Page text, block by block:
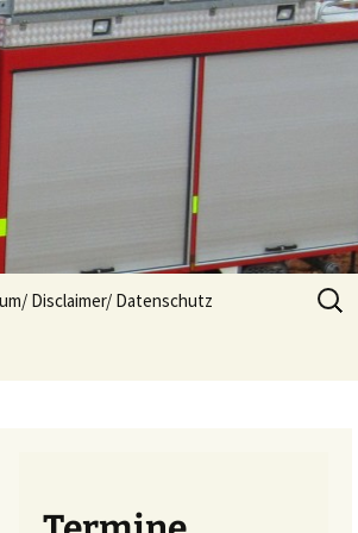
Disclaimer/ Datenschutz
Suchen
nach: